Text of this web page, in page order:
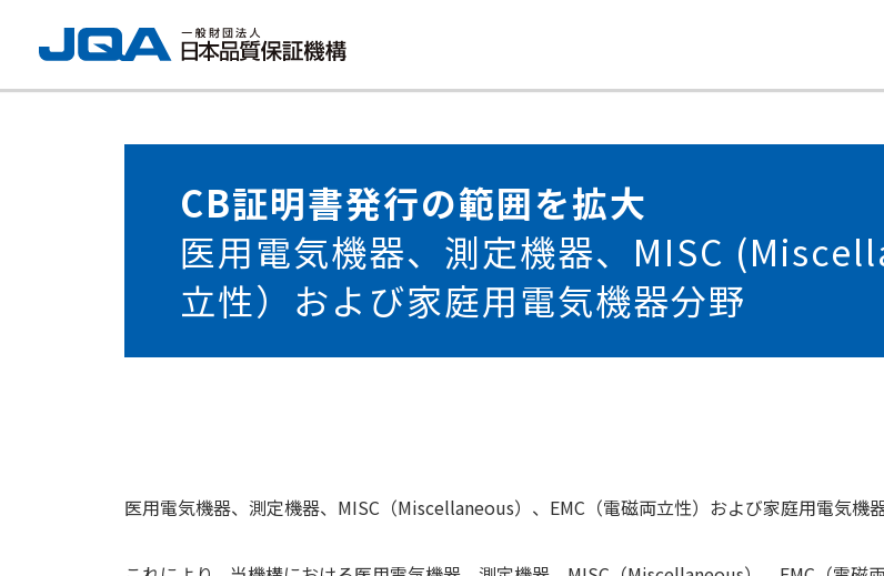
CB証明書発行の範囲を拡大
医用電気機器、測定機器、MISC
立性）および家庭用電気機器分野
医用電気機器、測定機器、MISC（Miscellaneous）、EMC（電磁両立性）および家庭用電気機